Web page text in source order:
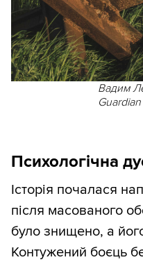
Вадим
Guardian
Психологічна
Історія почалася
після масованого
було знищено, а
Контужений боєць